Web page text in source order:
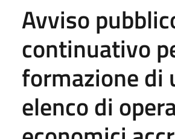
Avviso
continuativo
formazione di
elenco di